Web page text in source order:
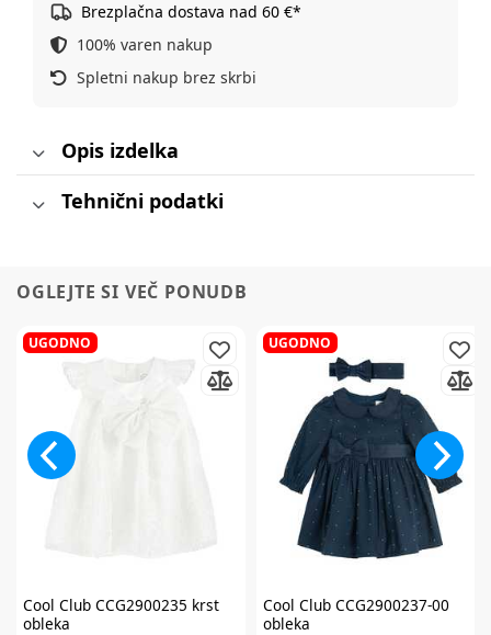
Brezplačna dostava nad 60 €*
100% varen nakup
Spletni nakup brez skrbi
Opis izdelka
Tehnični podatki
OGLEJTE SI VEČ PONUDB
UGODNO
Cool ClubCCG2900235 krst
obleka
UGODNO
Cool ClubCCG2900237-00
obleka